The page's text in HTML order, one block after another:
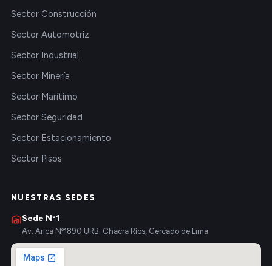
Sector Construcción
Sector Automotriz
Sector Industrial
Sector Minería
Sector Marítimo
Sector Seguridad
Sector Estacionamiento
Sector Pisos
NUESTRAS SEDES
Sede Nº1
Av. Arica Nº1890 URB. Chacra Ríos, Cercado de Lima